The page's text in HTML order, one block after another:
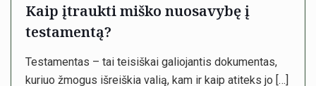
Kaip įtraukti miško nuosavybę į
testamentą?
Testamentas – tai teisiškai galiojantis dokumentas,
kuriuo žmogus išreiškia valią, kam ir kaip atiteks jo […]